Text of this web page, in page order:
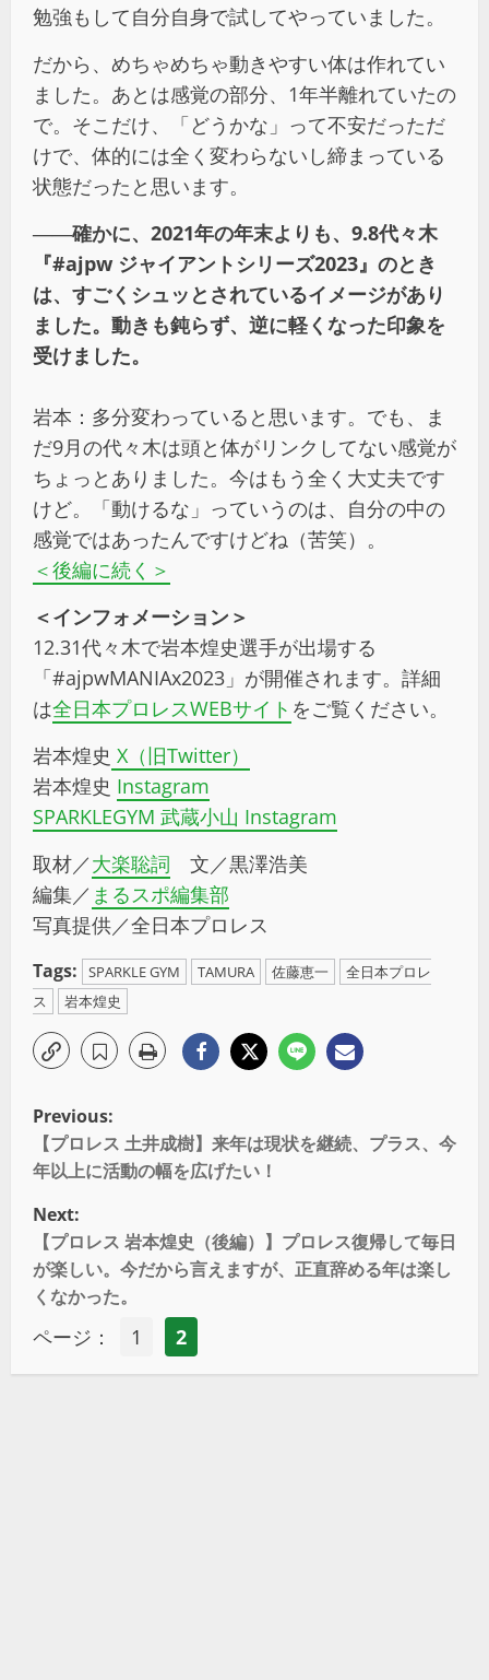
勉強もして自分自身で試してやっていました。
だから、めちゃめちゃ動きやすい体は作れてい
ました。あとは感覚の部分、1年半離れていたの
で。そこだけ、「どうかな」って不安だっただ
けで、体的には全く変わらないし締まっている
状態だったと思います。
――確かに、2021年の年末よりも、9.8代々木
『#ajpw ジャイアントシリーズ2023』のとき
は、すごくシュッとされているイメージがあり
ました。動きも鈍らず、逆に軽くなった印象を
受けました。
岩本：多分変わっていると思います。でも、ま
だ9月の代々木は頭と体がリンクしてない感覚が
ちょっとありました。今はもう全く大丈夫です
けど。「動けるな」っていうのは、自分の中の
感覚ではあったんですけどね（苦笑）。
＜後編に続く＞
＜インフォメーション＞
12.31代々木で岩本煌史選手が出場する
「#ajpwMANIAx2023」が開催されます。詳細
は全日本プロレスWEBサイト をご覧ください。
岩本煌史 X（旧Twitter）
岩本煌史 Instagram
SPARKLEGYM 武蔵小山 Instagram
取材／大楽聡詞 文／黒澤浩美
編集／ まるスポ編集部
写真提供／全日本プロレス
Tags: SPARKLE GYM TAMURA 佐藤恵一
全日本プロレ
ス
岩本煌史
Previous:
【プロレス 土井成樹】来年は現状を継続、プラス、今
年以上に活動の幅を広げたい！
Next:
【プロレス 岩本煌史（後編）】プロレス復帰して毎日
が楽しい。今だから言えますが、正直辞める年は楽し
くなかった。
ページ： 1 2